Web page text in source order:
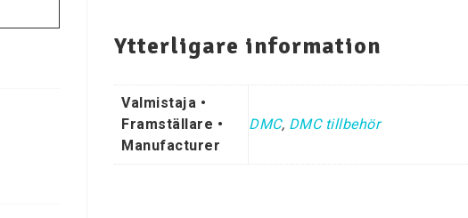
Ytterligare information
Valmistaja •
Framställare •
Manufacturer
DMC, DMC tillbehör